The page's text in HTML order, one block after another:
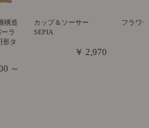
構造
ラ
形タ
～
カップ＆ソーサー
SEPIA
￥ 2,970
フラワ